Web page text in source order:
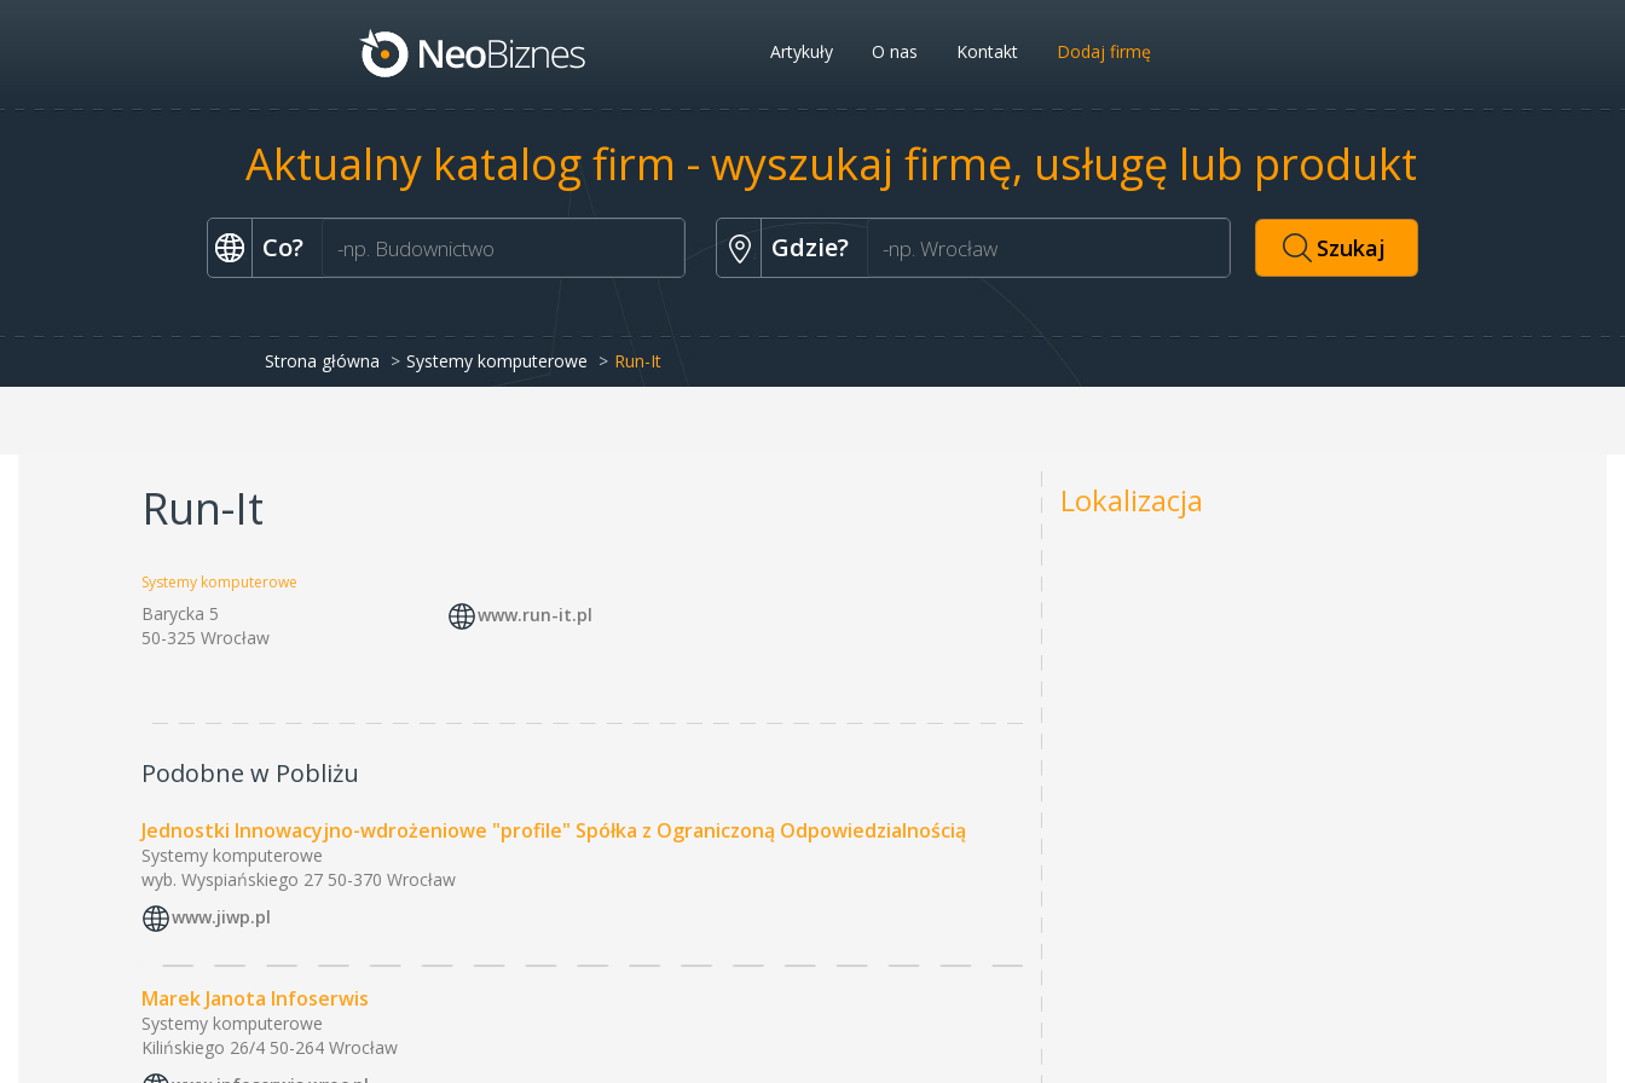
Artykuły O nas Kontakt Dodaj firmę
Aktualny katalog firm - wyszukaj firmę, usługę lub produkt
Co? Gdzie?
Strona główna Systemy komputerowe Run-It
Run-It
Systemy komputerowe
Barycka 5
50-325 Wrocław
www.run-it.pl
Podobne w Pobliżu
Jednostki Innowacyjno-wdrożeniowe "profile" Spółka z Ograniczoną Odpowiedzialnością
Systemy komputerowe
wyb. Wyspiańskiego 27 50-370 Wrocław
www.jiwp.pl
Marek Janota Infoserwis
Systemy komputerowe
Kilińskiego 26/4 50-264 Wrocław
Lokalizacja